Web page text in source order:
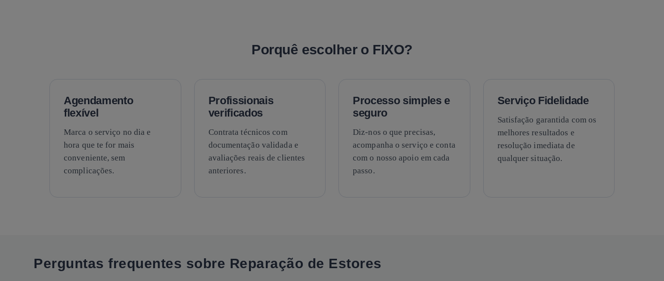
Porquê escolher o FIXO?
Agendamento
flexível
Marca o serviço no dia e
hora que te for mais
conveniente, sem
complicações.
Profissionais
verificados
Contrata técnicos com
documentação validada e
avaliações reais de clientes
anteriores.
Processo simples e
seguro
Diz-nos o que precisas,
acompanha o serviço e conta
com o nosso apoio em cada
passo.
Serviço Fidelidade
Satisfação garantida com os
melhores resultados e
resolução imediata de
qualquer situação.
Perguntas frequentes sobre Reparação de Estores